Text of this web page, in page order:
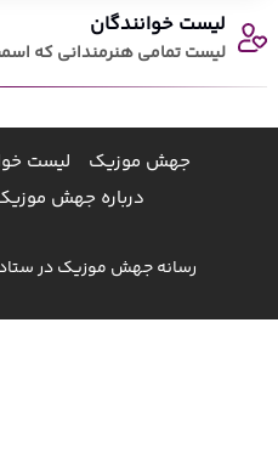
لیست خوانندگان
لیست تمامی هنرمندانی که
جهش موزیک لیست
درباره جهش
رسانه جهش موزیک در